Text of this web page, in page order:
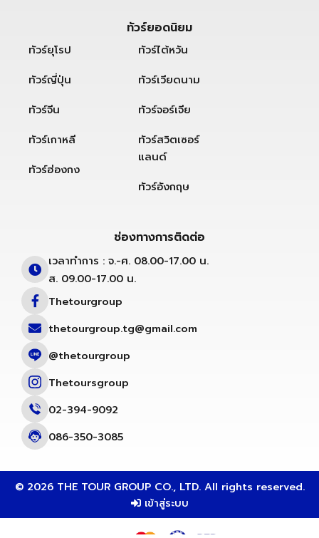
ทัวร์ยอดนิยม
ทัวร์ยุโรป
ทัวร์ญี่ปุ่น
ทัวร์จีน
ทัวร์เกาหลี
ทัวร์ฮ่องกง
ทัวร์ไต้หวัน
ทัวร์เวียดนาม
ทัวร์จอร์เจีย
ทัวร์สวิตเซอร์
แลนด์
ทัวร์อังกฤษ
ช่องทางการติดต่อ
เวลาทำการ : จ.-ศ. 08.00-17.00 น.
ส. 09.00-17.00 น.
Thetourgroup
thetourgroup.tg@gmail.com
@thetourgroup
Thetoursgroup
02-394-9092
086-350-3085
© 2026 THE TOUR GROUP CO., LTD. All rights reserved.
เข้าสู่ระบบ